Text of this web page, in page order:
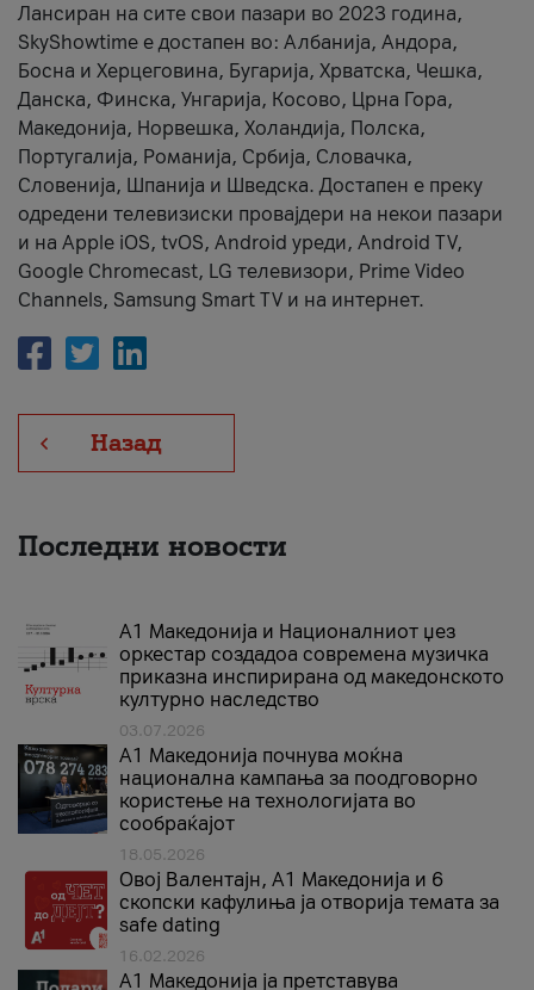
Лансиран на сите свои пазари во 2023 година,
SkyShowtime е достапен во: Албанија, Андора,
Босна и Херцеговина, Бугарија, Хрватска, Чешка,
Данска, Финска, Унгарија, Косово, Црна Гора,
Македонија, Норвешка, Холандија, Полска,
Португалија, Романија, Србија, Словачка,
Словенија, Шпанија и Шведска. Достапен е преку
одредени телевизиски провајдери на некои пазари
и на Apple iOS, tvOS, Android уреди, Android TV,
Google Chromecast, LG телевизори, Prime Video
Channels, Samsung Smart TV и на интернет.
Назад
Последни новости
А1 Македонија и Националниот џез
оркестар создадоа современа музичка
приказна инспирирана од македонското
културно наследство
03.07.2026
A1 Македонија почнува моќна
национална кампања за поодговорно
користење на технологијата во
сообраќајот
18.05.2026
Овој Валентајн, A1 Македонија и 6
скопски кафулиња ја отворија темата за
safe dating
16.02.2026
А1 Македонија ја претставува